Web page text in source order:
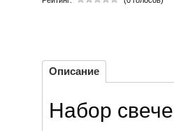
Описание
Набор